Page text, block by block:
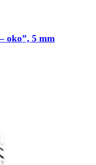
oko”, 5 mm